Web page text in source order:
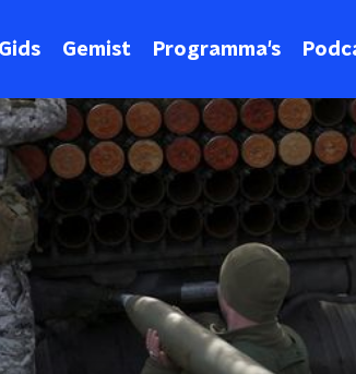
Gids Gemist Programma's